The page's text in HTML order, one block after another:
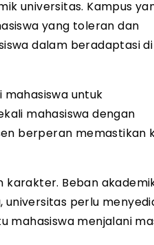
universitas. Kampus
yang toleran dan
dalam beradaptasi di
untuk
mahasiswa dengan
berperan memastikan
karakter. Beban
perlu
mahasiswa menjalani